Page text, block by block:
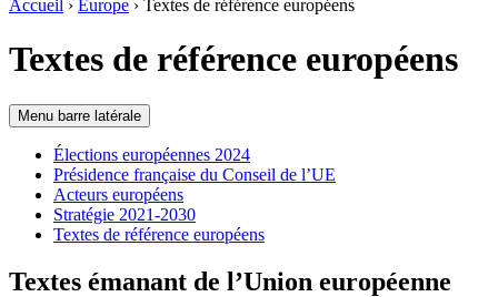
Accueil › Europe › Textes de référence européens
Textes de référence européens
Menu barre latérale
Élections européennes 2024
Présidence française du Conseil de l’UE
Acteurs européens
Stratégie 2021-2030
Textes de référence européens
Textes émanant de l’Union européenne